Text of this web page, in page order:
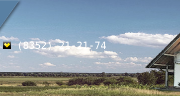
(8352) 21-21-74